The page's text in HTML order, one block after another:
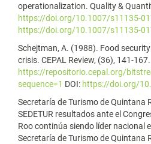
operationalization. Quality &
https://doi.org/10.1007/s11135-
https://doi.org/10.1007/s11135-
Schejtman, A. (1988). Food
crisis. CEPAL Review, (36), 141-167.
https://repositorio.cepal.org/
sequence=1 DOI: https://doi.org/
Secretaría de Turismo de Quintana
SEDETUR resultados ante el
Roo continúa siendo líder nacional
Secretaría de Turismo de Quintana